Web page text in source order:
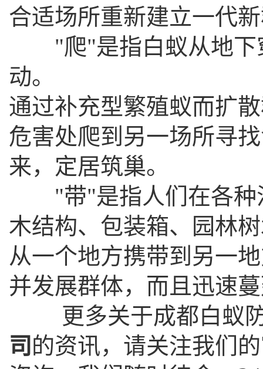
合适场所重新建立一代
"爬"是指白蚁从地下
动。
通过补充型繁殖蚁而扩
危害处爬到另一场所寻
来，定居筑巢。
"带"是指人们在各种
木结构、包装箱、园林
从一个地方携带到另一
并发展群体，而且迅速
更多关于成都白蚁
司 的资讯，请关注我们